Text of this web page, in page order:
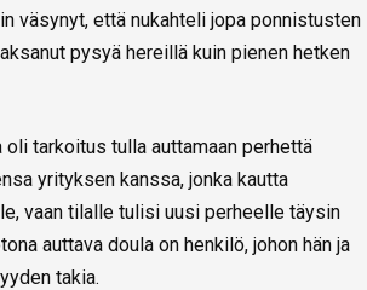
väsynyt, että nukahteli jopa ponnistusten
pysyä hereillä kuin pienen hetken
tarkoitus tulla auttamaan perhettä
yrityksen kanssa, jonka kautta
vaan tilalle tulisi uusi perheelle täysin
auttava doula on henkilö, johon hän ja
takia.